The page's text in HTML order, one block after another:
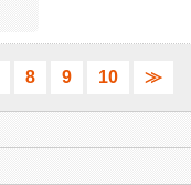
8 9 10 ≫